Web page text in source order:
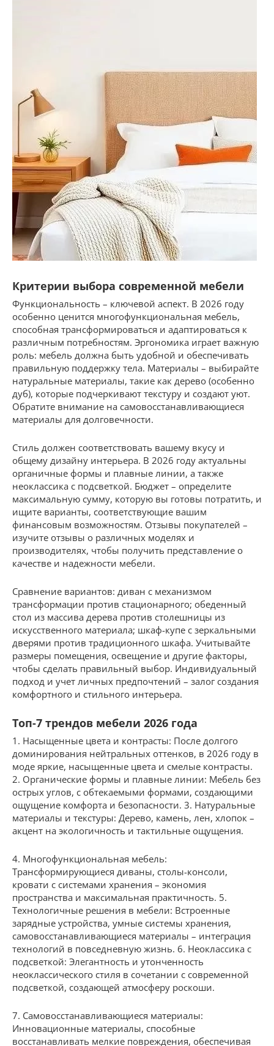
Критерии выбора современной мебели
Функциональность – ключевой аспект. В 2026 году
особенно ценится многофункциональная мебель,
способная трансформироваться и адаптироваться к
различным потребностям. Эргономика играет важную
роль: мебель должна быть удобной и обеспечивать
правильную поддержку тела. Материалы – выбирайте
натуральные материалы, такие как дерево (особенно
дуб), которые подчеркивают текстуру и создают уют.
Обратите внимание на самовосстанавливающиеся
материалы для долговечности.
Стиль должен соответствовать вашему вкусу и
общему дизайну интерьера. В 2026 году актуальны
органичные формы и плавные линии, а также
неоклассика с подсветкой. Бюджет – определите
максимальную сумму, которую вы готовы потратить, и
ищите варианты, соответствующие вашим
финансовым возможностям. Отзывы покупателей –
изучите отзывы о различных моделях и
производителях, чтобы получить представление о
качестве и надежности мебели.
Сравнение вариантов: диван с механизмом
трансформации против стационарного; обеденный
стол из массива дерева против столешницы из
искусственного материала; шкаф-купе с зеркальными
дверями против традиционного шкафа. Учитывайте
размеры помещения, освещение и другие факторы,
чтобы сделать правильный выбор. Индивидуальный
подход и учет личных предпочтений – залог создания
комфортного и стильного интерьера.
Топ-7 трендов мебели 2026 года
1. Насыщенные цвета и контрасты: После долгого
доминирования нейтральных оттенков, в 2026 году в
моде яркие, насыщенные цвета и смелые контрасты.
2. Органические формы и плавные линии: Мебель без
острых углов, с обтекаемыми формами, создающими
ощущение комфорта и безопасности. 3. Натуральные
материалы и текстуры: Дерево, камень, лен, хлопок –
акцент на экологичность и тактильные ощущения.
4. Многофункциональная мебель:
Трансформирующиеся диваны, столы-консоли,
кровати с системами хранения – экономия
пространства и максимальная практичность. 5.
Технологичные решения в мебели: Встроенные
зарядные устройства, умные системы хранения,
самовосстанавливающиеся материалы – интеграция
технологий в повседневную жизнь. 6. Неоклассика с
подсветкой: Элегантность и утонченность
неоклассического стиля в сочетании с современной
подсветкой, создающей атмосферу роскоши.
7. Самовосстанавливающиеся материалы:
Инновационные материалы, способные
восстанавливать мелкие повреждения, обеспечивая